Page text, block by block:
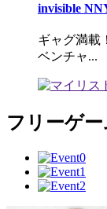
invisible
ギャグ満載
ベンチャ...
フリーゲ